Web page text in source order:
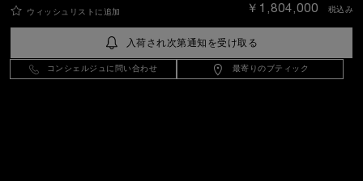
ウィッシュリストに追加 ￥1,804,000 税込み
入荷され次第通知を受け取る
コンシェルジュに問い合わせ 最寄りのブティック
Japan(JPY ￥)- JA